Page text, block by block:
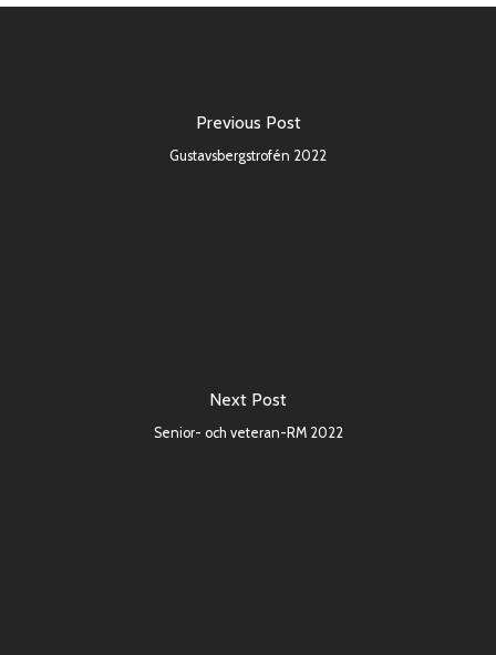
Previous Post
Gustavsbergstrofén 2022
Next Post
Senior- och veteran-RM 2022